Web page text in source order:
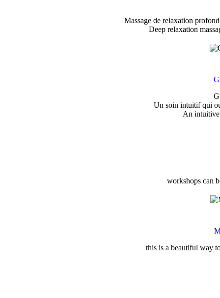
Massage de relaxation
Deep relaxation
Un soin intuitif qui
An intuitive
workshops can
this is a beautiful way